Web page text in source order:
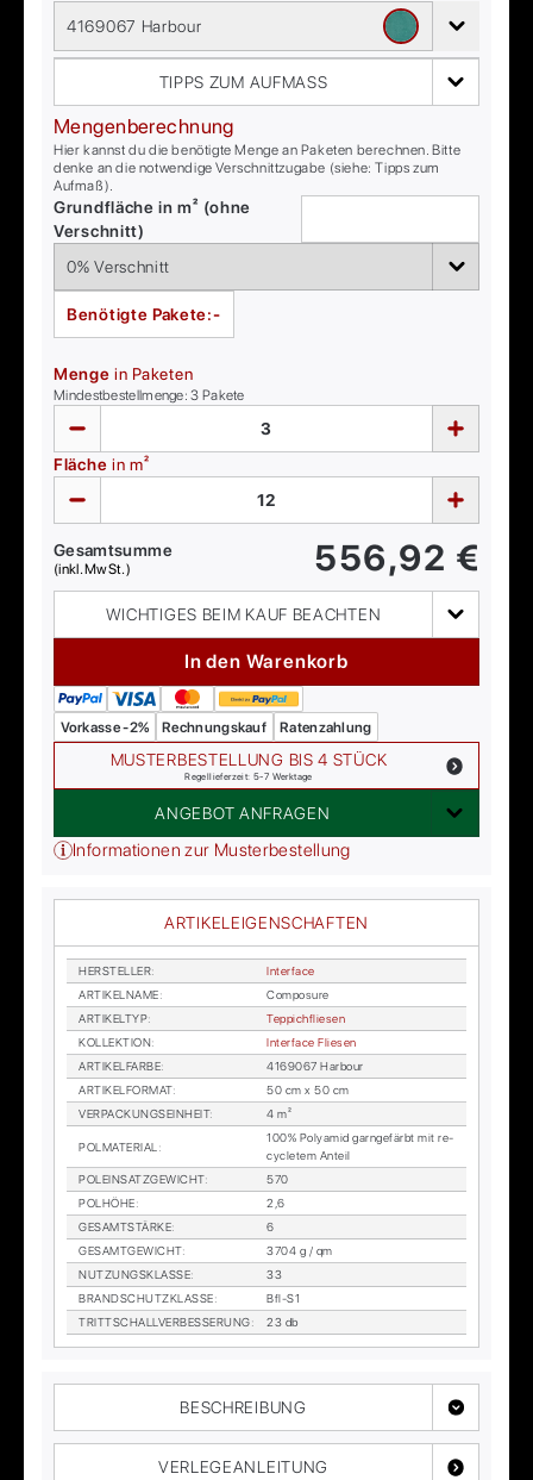
4169067 Harbour
TIPPS ZUM AUFMASS
Mengenberechnung
Hier kannst du die benötigte Menge an Paketen berechnen. Bitte
denke an die notwendige Verschnittzugabe (siehe: Tipps zum
Aufmaß).
Grundfläche in m² (ohne
Verschnitt)
Benötigte Pakete:-
Menge in Paketen
Mindestbestellmenge:3 Pakete
Fläche in m²
Gesamtsumme
(inkl. MwSt.) 556,92 €
WICHTIGES BEIM KAUF BEACHTEN
In den Warenkorb
Vorkasse -2% Rechnungskauf Ratenzahlung
MUSTERBESTELLUNG BIS 4 STÜCK
Regellieferzeit: 5-7 Werktage
ANGEBOT ANFRAGEN
Informationen zur Musterbestellung
ARTIKELEIGENSCHAFTEN
HER­STEL­LER:
In­ter­face
AR­TI­KEL­NA­ME:
Com­po­sure
AR­TI­KEL­TYP:
Tep­pich­flie­sen
KOL­LEK­TI­ON:
In­ter­face Flie­sen
AR­TI­KEL­FAR­BE:
4169067 Har­bour
AR­TI­KEL­FOR­MAT:
50 cm x 50 cm
VER­PA­CKUNGS­EIN­HEIT: 4 m²
POL­MA­TE­RI­AL :
100% Po­ly­amid garn­ge­färbt mit re­
cy­cle­tem An­teil
POL­EIN­SATZ­GE­WICHT:
570
POL­HÖ­HE:
2,6
GE­SAMT­STÄR­KE:
6
GE­SAMT­GE­WICHT:
3704 g / qm
NUT­ZUNGS­KLAS­SE:
33
BRAND­SCHUTZ­KLAS­SE:
Bfl-S1
TRITT­SCHALL­VER­BES­SE­RUNG: 23 db
BESCHREIBUNG
VERLEGEANLEITUNG